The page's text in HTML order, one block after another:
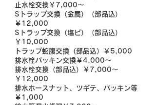
止水栓交換￥7,000～
Sトラップ交換（金属）（部品込）
￥12,000
Sトラップ交換（塩ビ）（部品込）
￥10,000
トラップ蛇腹交換（部品込）￥5,000
排水栓パッキン交換￥4,000～
排水栓交換（部品込）￥7,000～
￥12,000
排水ホースナット、ツギテ、パッキン等
￥1,000